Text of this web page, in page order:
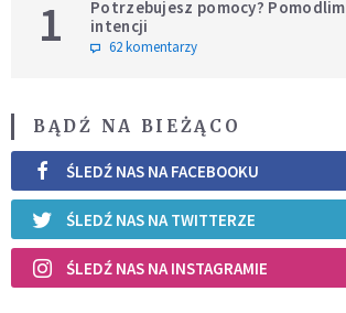
1
Potrzebujesz pomocy?
intencji
62 komentarzy
BĄDŹ NA BIEŻĄCO
ŚLEDŹ NAS NA FACEBOOKU
ŚLEDŹ NAS NA TWITTERZE
ŚLEDŹ NAS NA INSTAGRAMIE